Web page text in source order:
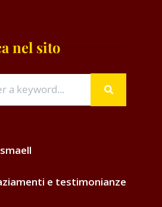
nel sito
e testimonianze